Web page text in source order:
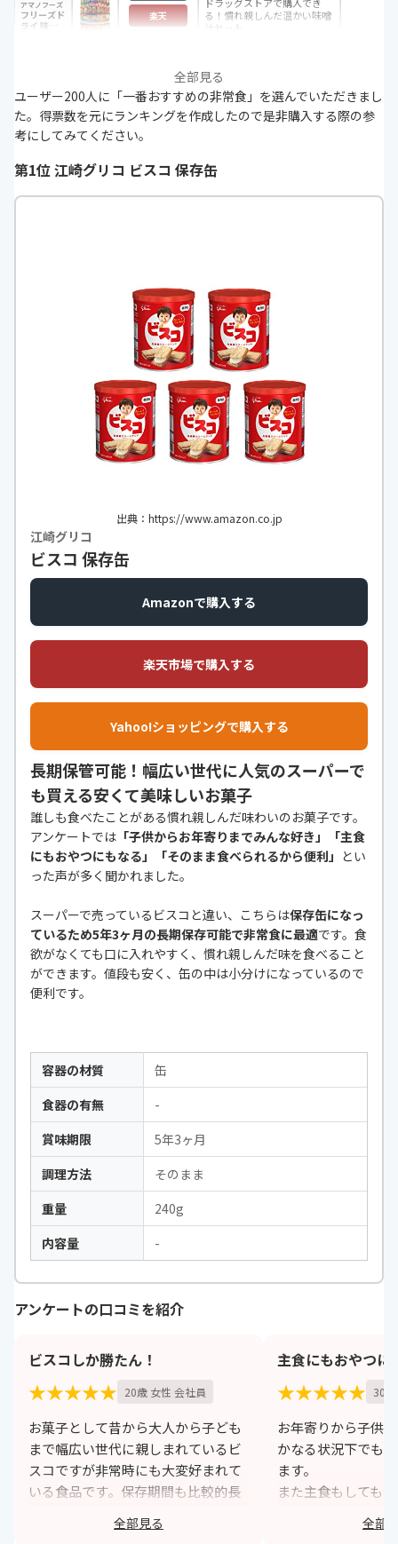
アマノフーズ
フリーズド
ライ 味噌
楽天
る！慣れ親しんだ温かい味噌
汁セット
全部見る
ユーザー200人に「一番おすすめの非常食」を選んでいただきまし
た。得票数を元にランキングを作成したので是非購入する際の参
考にしてみてください。
第1位 江崎グリコ ビスコ 保存缶
出典：https://www.amazon.co.jp
江崎グリコ
ビスコ 保存缶
Amazonで購入する
楽天市場で購入する
Yahoo!ショッピングで購入する
長期保管可能！幅広い世代に人気のスーパーで
も買える安くて美味しいお菓子
誰しも食べたことがある慣れ親しんだ味わいのお菓子です。
アンケートでは 「子供からお年寄りまでみんな好き」「主食
にもおやつにもなる」「そのまま食べられるから便利」 とい
った声が多く聞かれました。
スーパーで売っているビスコと違い、こちらは保存缶になっ
ているため5年3ヶ月の長期保存可能で非常食に最適です。食
欲がなくても口に入れやすく、慣れ親しんだ味を食べること
ができます。値段も安く、缶の中は小分けになっているので
便利です。
容器の材質
缶
食器の有無
-
賞味期限
5年3ヶ月
調理方法
そのまま
重量
240g
内容量
-
アンケートの口コミを紹介
ビスコしか勝たん！
★★★★★ 20歳 女性 会社員
お菓子として昔から大人から子ども
まで幅広い世代に親しまれているビ
スコですが非常時にも大変好まれて
いる食品です。保存期間も比較的長
備しておくには最適です。もし賞味
全部見る
主食にもおやつに
★★★★★ 30
お年寄りから子供
かなる状況下でも
ます。
また主食もしても
置き場所も選びま
全部